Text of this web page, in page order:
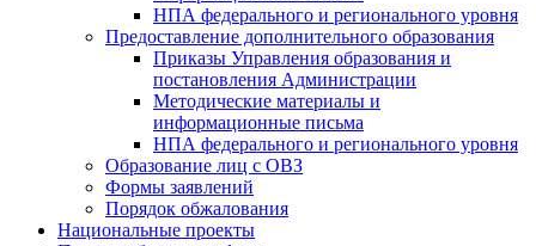
НПА федерального и регионального уровня
Предоставление дополнительного образования
Приказы Управления образования и
постановления Администрации
Методические материалы и
информационные письма
НПА федерального и регионального уровня
Образование лиц с ОВЗ
Формы заявлений
Порядок обжалования
Национальные проекты